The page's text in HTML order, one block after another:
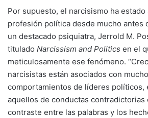
Por supuesto, el narcisismo ha estado
profesión política desde mucho antes
un destacado psiquiatra, Jerrold M.
titulado Narcissism and Politics en el
meticulosamente ese fenómeno.
narcisistas están asociados con
comportamientos de líderes políticos,
aquellos de conductas contradictorias
contraste entre las palabras y los